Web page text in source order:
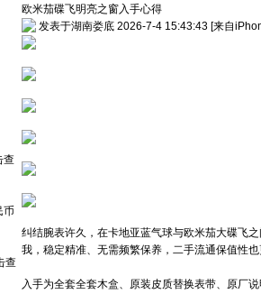
查
币
查
欧米茄碟飞明亮之窗入手心得
发表于湖南娄底 2026-7-4 15:43:43 [来自
纠结腕表许久，在卡地亚蓝气球与欧米茄大碟飞
我，稳定精准、无需频繁保养，二手流通保值性也
入手为全套全套木盒、原装皮质替换表带、原厂